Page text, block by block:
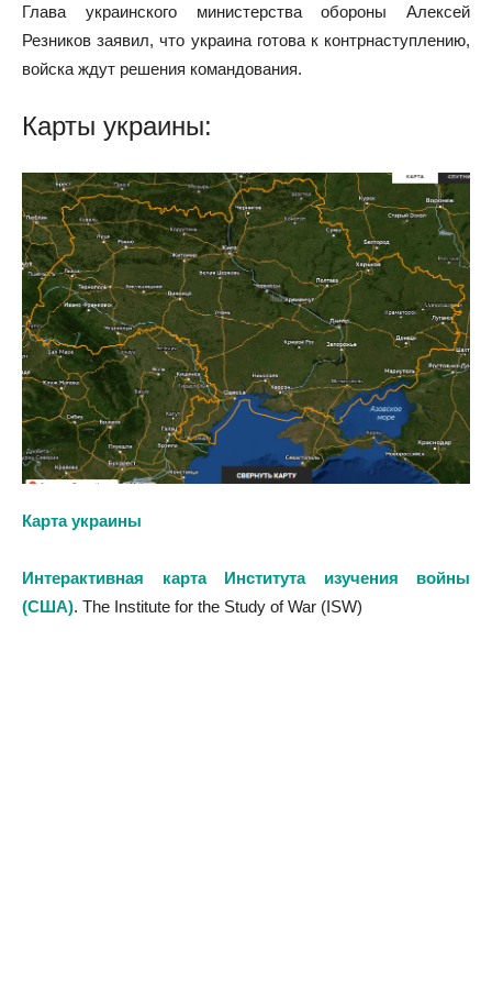
Глава украинского министерства обороны Алексей
Резников заявил, что украина готова к контрнаступлению,
войска ждут решения командования.
Карты украины:
Карта украины
Интерактивная карта Института изучения войны
(США). The Institute for the Study of War (ISW)